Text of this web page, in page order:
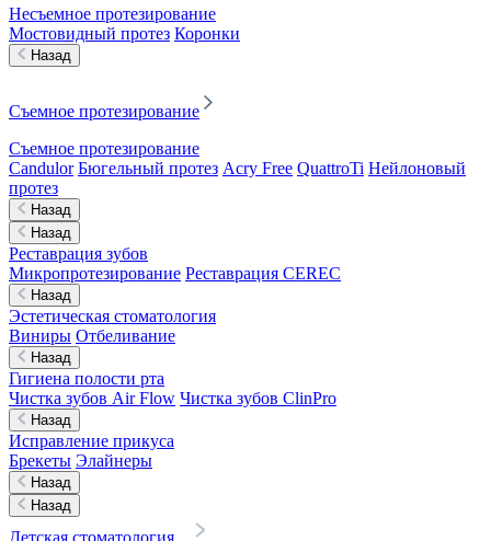
Несъемное протезирование
Мостовидный протез Коронки
Назад
Съемное протезирование
Съемное протезирование
Candulor Бюгельный протез Acry Free QuattroTi Нейлоновый
протез
Назад
Назад
Реставрация зубов
Микропротезирование Реставрация CEREC
Назад
Эстетическая стоматология
Виниры Отбеливание
Назад
Гигиена полости рта
Чистка зубов Air Flow Чистка зубов ClinPro
Назад
Исправление прикуса
Брекеты Элайнеры
Назад
Назад
Детская стоматология